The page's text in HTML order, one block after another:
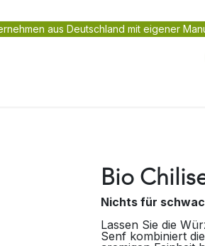
aus Deutschland mit eigener
Bio
Nichts für
Lassen Sie die
Senf kombiniert